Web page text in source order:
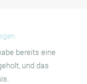
und Ausfahren
auf andere
zur
Zugang können
bereits eine
und das